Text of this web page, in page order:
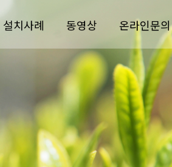
설치사례 동영상 온라인문의